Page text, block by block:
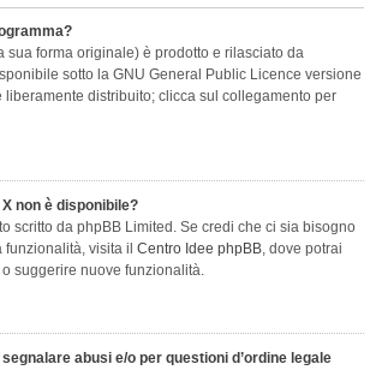
sua forma originale) è prodotto e rilasciato da
sotto la GNU General Public Licence versione
liberamente distribuito; clicca sul collegamento per
non è disponibile?
scritto da phpBB Limited. Se credi che ci sia bisogno
visita il Centro Idee phpBB, dove potrai
suggerire nuove funzionalità.
abusi e/o per questioni d’ordine legale